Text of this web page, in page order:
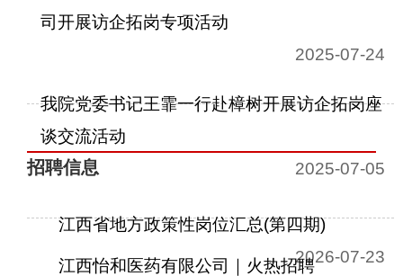
司开展访企拓岗专项活动
2025-07-24
我院党委书记王霏一行赴樟树开展访企拓岗座
谈交流活动
2025-07-05
招聘信息
江西省地方政策性岗位汇总(第四期)
2026-07-23
江西怡和医药有限公司｜火热招聘